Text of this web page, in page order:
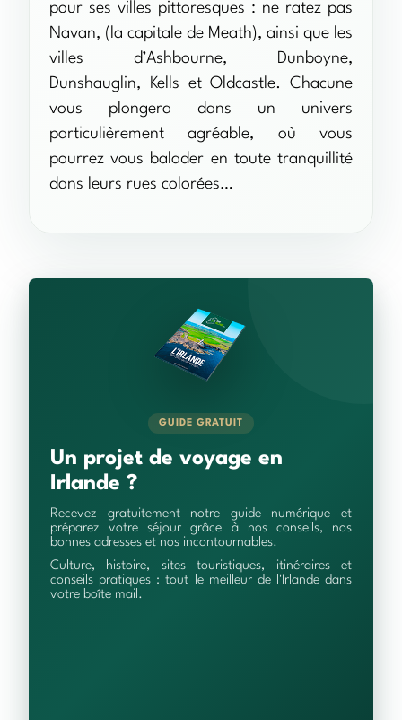
pour ses villes pittoresques : ne ratez pas
Navan, (la capitale de Meath), ainsi que les
villes d’Ashbourne, Dunboyne,
Dunshauglin, Kells et Oldcastle. Chacune
vous plongera dans un univers
particulièrement agréable, où vous
pourrez vous balader en toute tranquillité
dans leurs rues colorées…
GUIDE GRATUIT
Un projet de voyage en
Irlande ?
Recevez gratuitement notre guide numérique et
préparez votre séjour grâce à nos conseils, nos
bonnes adresses et nos incontournables.
Culture, histoire, sites touristiques, itinéraires et
conseils pratiques : tout le meilleur de l'Irlande dans
votre boîte mail.